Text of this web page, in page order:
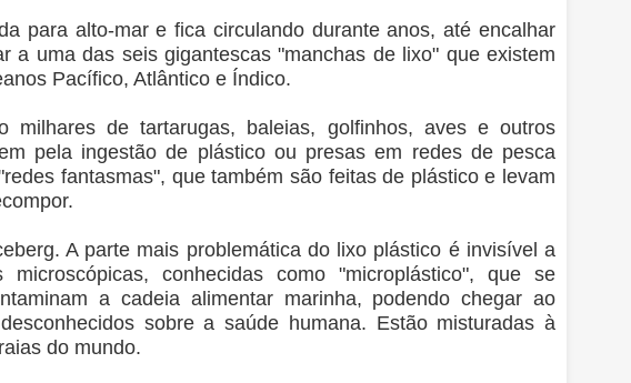
para alto-mar e fica circulando durante anos, até encalhar
a uma das seis gigantescas "manchas de lixo" que existem
Pacífico, Atlântico e Índico.
milhares de tartarugas, baleias, golfinhos, aves e outros
pela ingestão de plástico ou presas em redes de pesca
fantasmas", que também são feitas de plástico e levam
A parte mais problemática do lixo plástico é invisível a
conhecidas como "microplástico", que se
a cadeia alimentar marinha, podendo chegar ao
sobre a saúde humana. Estão misturadas à
do mundo.